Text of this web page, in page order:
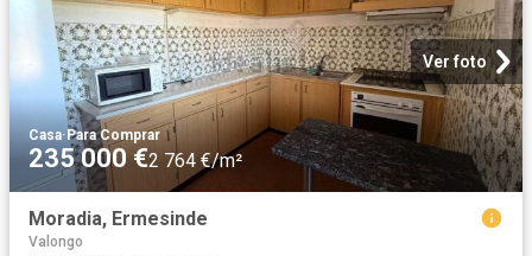
Ver foto
Casa· Para Comprar
235 000 €2 764 €/m²
Moradia, Ermesinde
Valongo